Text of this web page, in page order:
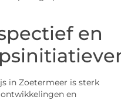
en
in Zoetermeer is sterk
en